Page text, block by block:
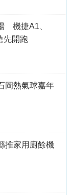
機捷A1、
先開跑
岡熱氣球嘉年
推家用廚餘機